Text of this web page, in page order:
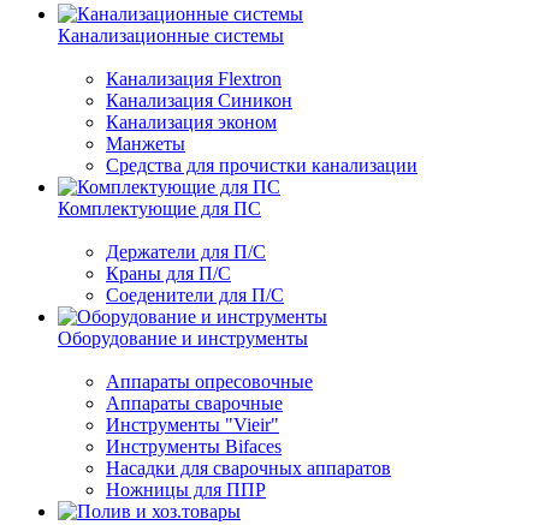
Канализационные системы
Канализация Flextron
Канализация Синикон
Канализация эконом
Манжеты
Средства для прочистки канализации
Комплектующие для ПС
Держатели для П/С
Краны для П/С
Соеденители для П/С
Оборудование и инструменты
Аппараты опресовочные
Аппараты сварочные
Инструменты "Vieir"
Инструменты Bifaces
Насадки для сварочных аппаратов
Ножницы для ППР